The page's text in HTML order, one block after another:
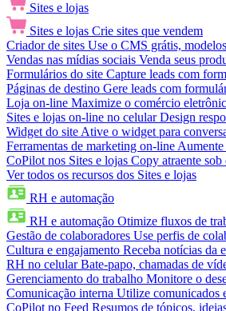
Sites e lojas
Sites e lojas Crie sites que vendem
Criador de sites Use o CMS grátis,
Vendas nas mídias sociais Venda seus
Formulários do site Capture leads com
Páginas de destino Gere leads com
Loja on-line Maximize o comércio
Sites e lojas on-line no celular Design
Widget do site Ative o widget para
Ferramentas de marketing on-line
CoPilot nos Sites e lojas Copy atraente sob
Ver todos os recursos dos Sites e lojas
RH e automação
RH e automação Otimize fluxos de
Gestão de colaboradores Use perfis de
Cultura e engajamento Receba notícias da
RH no celular Bate-papo, chamadas de
Gerenciamento do trabalho Monitore o
Comunicação interna Utilize comunicados
CoPilot no Feed Resumos de tópicos,